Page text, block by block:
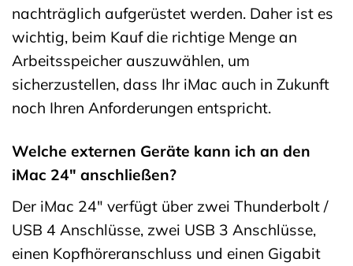
nachträglich aufgerüstet werden. Daher ist es
wichtig, beim Kauf die richtige Menge an
Arbeitsspeicher auszuwählen, um
sicherzustellen, dass Ihr iMac auch in Zukunft
noch Ihren Anforderungen entspricht.
Welche externen Geräte kann ich an den
iMac 24″ anschließen?
Der iMac 24″ verfügt über zwei Thunderbolt /
USB 4 Anschlüsse, zwei USB 3 Anschlüsse,
einen Kopfhöreranschluss und einen Gigabit